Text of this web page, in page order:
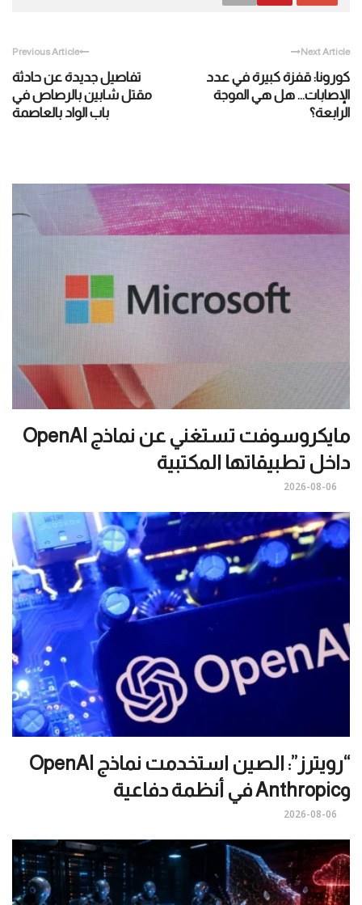
Previous Article
تفاصيل جديدة عن حادثة
مقتل شابين بالرصاص في
باب الواد بالعاصمة
Next Article
كورونا: قفزة كبيرة في عدد
الإصابات… هل هي الموجة
الرابعة؟
مايكروسوفت تستغني عن نماذج OpenAI
داخل تطبيقاتها المكتبية
2026-08-06
“رويترز”: الصين استخدمت نماذج OpenAI
وAnthropic في أنظمة دفاعية
2026-08-06